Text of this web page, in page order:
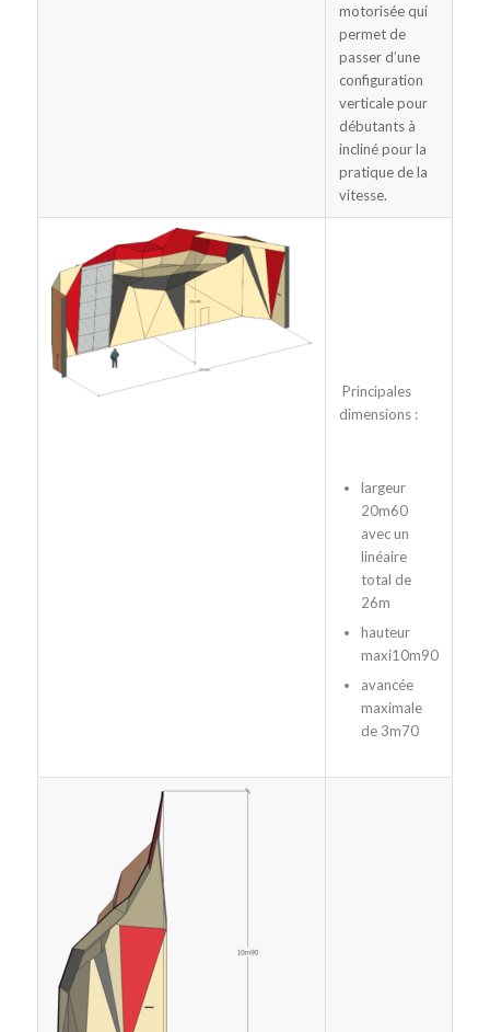
motorisée qui
permet de
passer d’une
configuration
verticale pour
débutants à
incliné pour la
pratique de la
vitesse.
Principales
dimensions :
largeur
20m60
avec un
linéaire
total de
26m
hauteur
maxi10m90
avancée
maximale
de 3m70